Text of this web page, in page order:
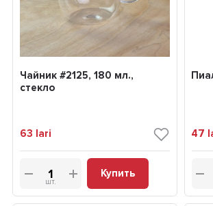
Чайник #2125, 180 мл.,
стекло
63 lari
шт.
Купить
47